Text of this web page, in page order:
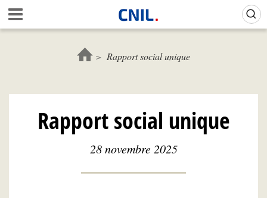
Aller
au
contenu
c
u
e
l
C
N
I
L
Rapport social unique
Rapport social unique
28 novembre 2025
Gestion de vos préférences sur les cookies (témoins de connexion)